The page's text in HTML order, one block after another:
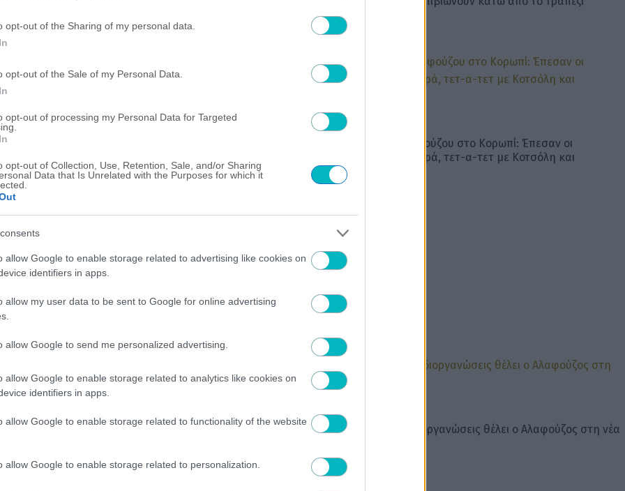
opt-out of the Sharing of my personal data.
opt-out of the Sale of my Personal Data.
opt-out of processing my Personal Data for Targeted
opt-out of Collection, Use, Retention, Sale, and/or Sharing
Data that Is Unrelated with the Purposes for which it
allow Google to enable storage related to advertising like cookies on
identifiers in apps.
allow my user data to be sent to Google for online advertising
allow Google to send me personalized advertising.
allow Google to enable storage related to analytics like cookies on
identifiers in apps.
allow Google to enable storage related to functionality of the website
allow Google to enable storage related to personalization.
Αλαφούζου
ΜΠΑΣΚΕΤ
ΠΟΔΟΣΦΑΙΡΟ
Νέα επίσκεψη Αλαφούζου στο Κορωπί: Έπεσαν οι
υπογραφές με Καμαρά, τετ-α-τετ με Κοτσόλη και
Νίστρουπ
Παρών ο Αλαφούζος στο Κορωπί για την προπόνηση του
Ποιες ομάδες και διοργανώσεις θέλει ο Αλαφούζος στη νέα